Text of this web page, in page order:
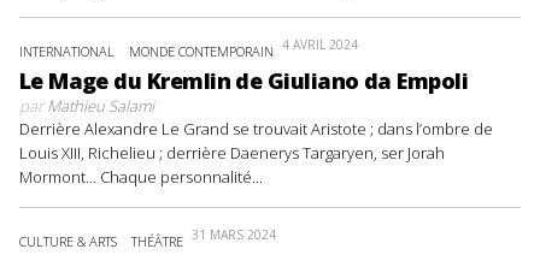
INTERNATIONAL MONDE CONTEMPORAIN 4 AVRIL 2024
Le Mage du Kremlin de Giuliano da Empoli
parMathieu Salami
Derrière Alexandre Le Grand se trouvait Aristote ; dans l’ombre de
Louis XIII, Richelieu ; derrière Daenerys Targaryen, ser Jorah
Mormont… Chaque personnalité...
CULTURE & ARTS THÉÂTRE 31 MARS 2024